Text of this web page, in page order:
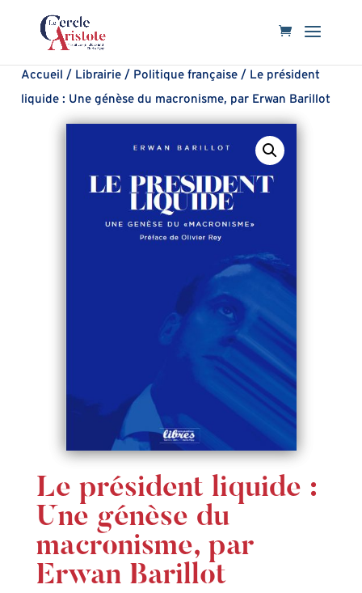
Accueil / Librairie / Politique française / Le président
liquide : Une génèse du macronisme, par Erwan Barillot
Le président liquide :
Une génèse du
macronisme, par
Erwan Barillot